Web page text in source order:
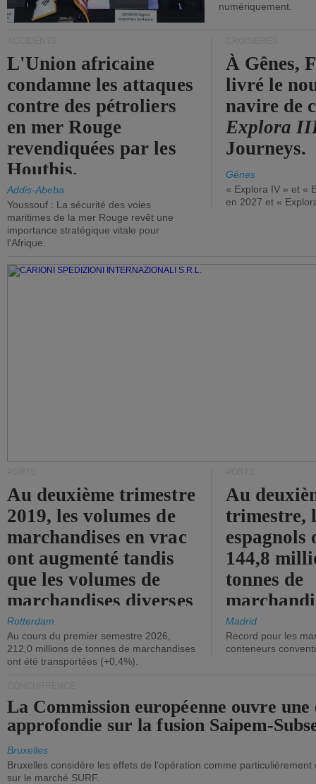
numériquement.
L'Union africaine
condamne les attaques
contre des pétroliers
en mer Rouge
revendiquées par les
Houthis.
Addis-Abeba
Youssouf : La sécurité des voies
maritimes de la mer Rouge revêt une
importance stratégique vitale pour
l'Afrique.
À Gênes,
livré le
navire de
Explora
Journeys.
Gênes
« Explora IV » et «
en 2027 et «
Au deuxième trimestre
2019, les volumes de
marchandises en vrac
ont augmenté tandis
que les volumes de
marchandises diverses
ont diminué.
Rotterdam
Au cours du premier semestre 2026,
212,0 millions de tonnes de marchandises
ont été transportées (+0,4%).
Au
trimestre,
144,8
tonnes de
(+2,9%).
Madrid
Record pour les
conteneurs
La Commission européenne ouvre une
approfondie sur la fusion Saipem-
Bruxelles
Bruxelles considère les effets de l'opération comme
sur le marché SURF.